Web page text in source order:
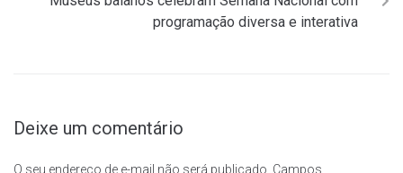
programação diversa e interativa
Deixe um comentário
O seu endereço de e-mail não será publicado. Campos